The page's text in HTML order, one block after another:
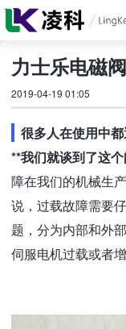
力士乐电磁
2019-04-19 01:05
很多人在使用中
**我们就谈到了这个
障在我们的机械生
说，过载故障需要
题，分为内部和外
伺服电机过载或者